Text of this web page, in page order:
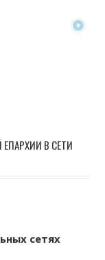
В СЕТИ
сетях